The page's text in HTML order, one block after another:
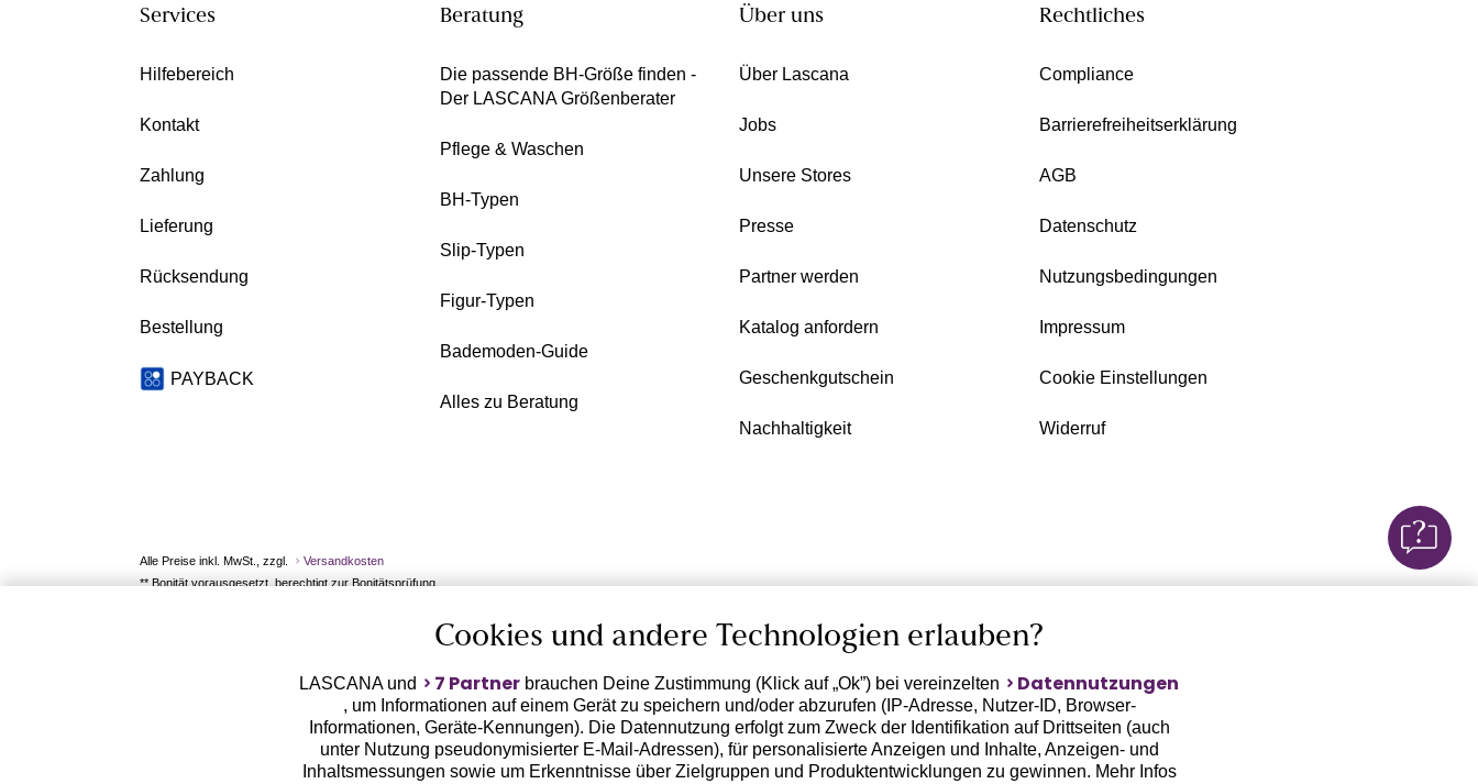
Services
Hilfebereich
Kontakt
Zahlung
Lieferung
Rücksendung
Bestellung
PAYBACK
Beratung
Die passende BH-Größe finden -
Der LASCANA Größenberater
Pflege & Waschen
BH-Typen
Slip-Typen
Figur-Typen
Bademoden-Guide
Alles zu Beratung
Über uns
Über Lascana
Jobs
Unsere Stores
Presse
Partner werden
Katalog anfordern
Geschenkgutschein
Nachhaltigkeit
Rechtliches
Compliance
Barrierefreiheitserklärung
AGB
Datenschutz
Nutzungsbedingungen
Impressum
Cookie Einstellungen
Widerruf
Alle Preise inkl. MwSt., zzgl.
Versandkosten
** Bonität vorausgesetzt, berechtigt zur Bonitätsprüfung
Cookies und andere Technologien erlauben?
LASCANA und 7 Partner brauchen Deine Zustimmung (Klick auf „Ok”) bei vereinzelten Datennutzungen
, um Informationen auf einem Gerät zu speichern und/oder abzurufen (IP-Adresse, Nutzer-ID, Browser-
Informationen, Geräte-Kennungen). Die Datennutzung erfolgt zum Zweck der Identifikation auf Drittseiten (auch
unter Nutzung pseudonymisierter E-Mail-Adressen), für personalisierte Anzeigen und Inhalte, Anzeigen- und
Inhaltsmessungen sowie um Erkenntnisse über Zielgruppen und Produktentwicklungen zu gewinnen. Mehr Infos